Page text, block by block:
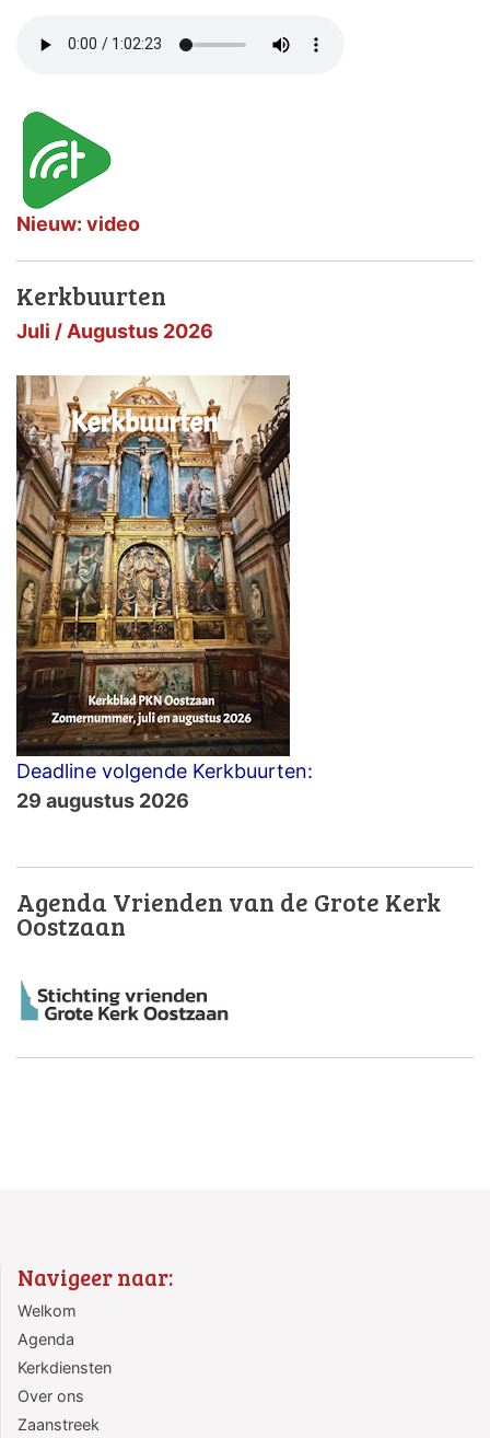
Nieuw: video
Kerkbuurten
Juli / Augustus 2026
Deadline volgende Kerkbuurten:
29 augustus 2026
Agenda Vrienden van de Grote Kerk
Oostzaan
Navigeer naar:
Welkom
Agenda
Kerkdiensten
Over ons
Zaanstreek